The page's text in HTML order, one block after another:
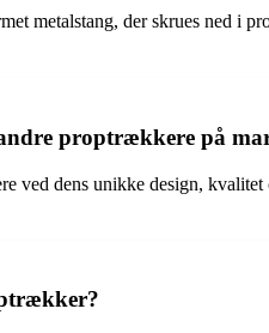
metalstang, der skrues ned i
proptrækkere på
ved dens unikke design,